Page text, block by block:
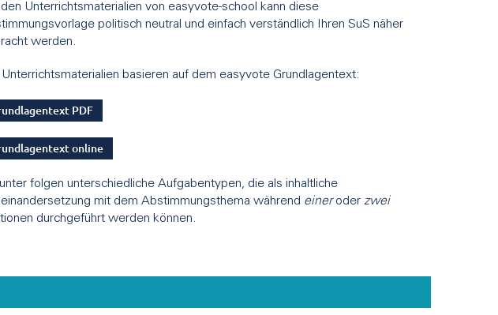
Unterrichtsmaterialien von easyvote-school kann diese
politisch neutral und einfach verständlich Ihren SuS näher
werden.
Unterrichtsmaterialien basieren auf dem easyvote Grundlagentext:
PDF
online
folgen unterschiedliche Aufgabentypen, die als inhaltliche
mit dem Abstimmungsthema während eineroder zwei
durchgeführt werden können.